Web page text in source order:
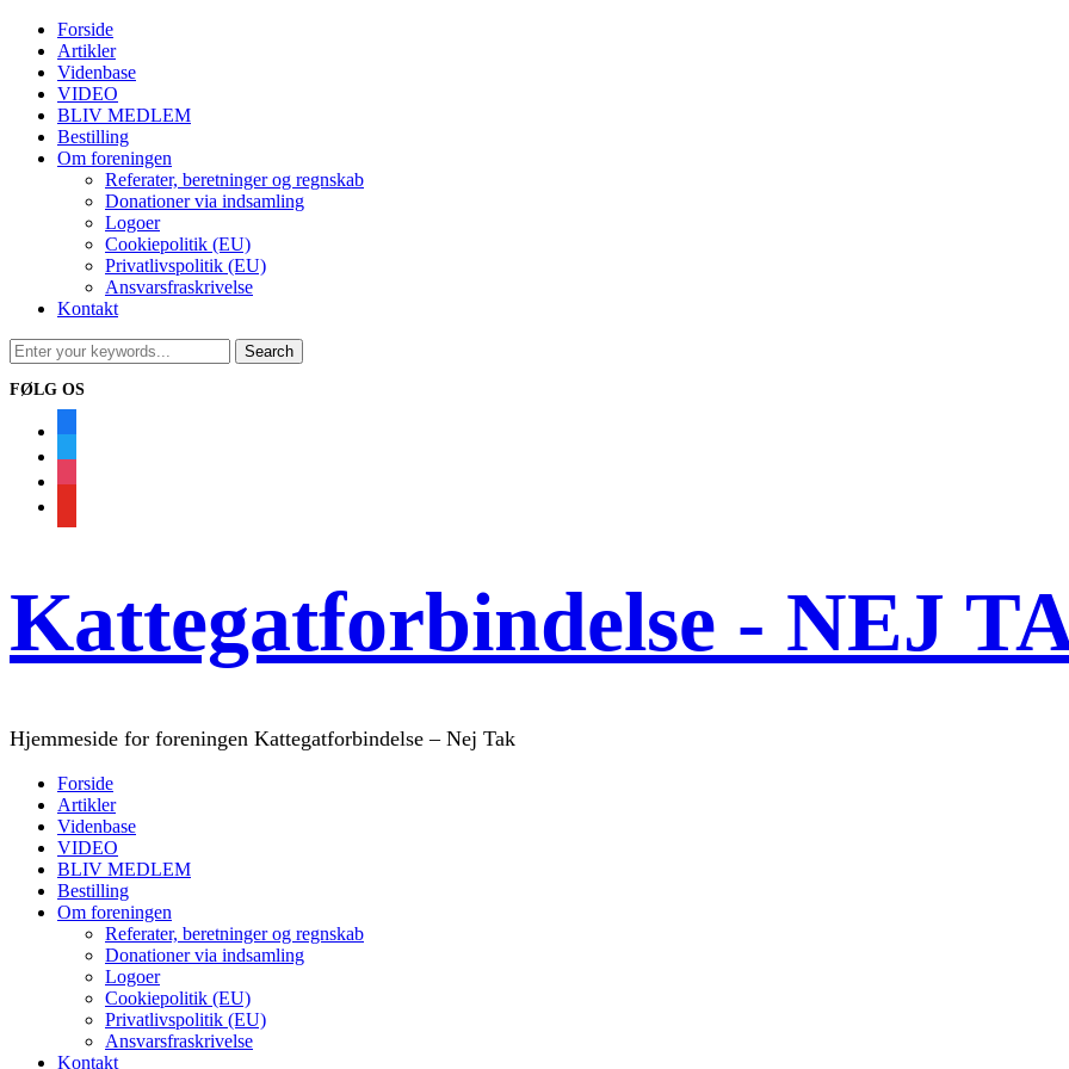
Forside
Artikler
Videnbase
VIDEO
BLIV MEDLEM
Bestilling
Om foreningen
Referater, beretninger og regnskab
Donationer via indsamling
Logoer
Cookiepolitik (EU)
Privatlivspolitik (EU)
Ansvarsfraskrivelse
Kontakt
FØLG OS
Kattegatforbindelse - NEJ
Hjemmeside for foreningen Kattegatforbindelse – Nej Tak
Forside
Artikler
Videnbase
VIDEO
BLIV MEDLEM
Bestilling
Om foreningen
Referater, beretninger og regnskab
Donationer via indsamling
Logoer
Cookiepolitik (EU)
Privatlivspolitik (EU)
Ansvarsfraskrivelse
Kontakt